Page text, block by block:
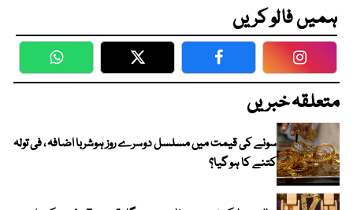
ہمیں فالو کریں
WhatsApp Twitter Facebook
متعلقہ خبریں
سونے کی قیمت میں مسلسل دوسرے روز ہوشربا اضافہ ، فی تولہ
کتنے کا ہو گیا؟